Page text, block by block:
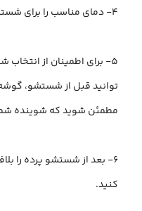
۴- دمای مناسب را برای شستشو تنظیم کنید.
۵- برای اطمینان از
توانید قبل از شستشو، گوشه
مطمئن شوید که شوینده
6- بعد از شستشو پرده را
کنید.